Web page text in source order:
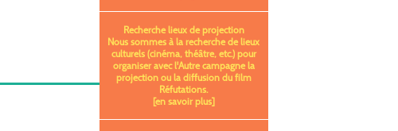
Recherche lieux de projection
Nous sommes à la recherche de lieux
culturels (cinéma, théâtre, etc.) pour
organiser avec l'Autre campagne la
projection ou la diffusion du film
Réfutations.
[en savoir plus]